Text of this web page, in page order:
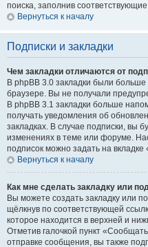
поиска, заполнив
Вернуться к началу
Подписки и закладки
Чем закладки отличаются от
В phpBB 3.0 закладки были
браузере. Вы не получали
В phpBB 3.1 закладки больше
получать уведомления об
закладках. В случае подписки, вы
изменениях в теме или форуме.
подписок можно задать на
Вернуться к началу
Как мне сделать закладку или
Вы можете создать закладку или
щёлкнув по соответствующей
которое находится в верхней и
Отметив галочкой пункт
отправке сообщения, вы также